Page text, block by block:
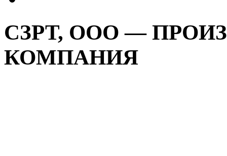
СЗРТ, ООО —
КОМПАНИЯ